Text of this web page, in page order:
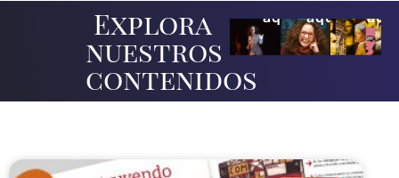
Explora
nuestros
contenidos
aquí
aquí